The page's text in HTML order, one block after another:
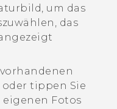
um das
das
tippen Sie
eigenen Fotos